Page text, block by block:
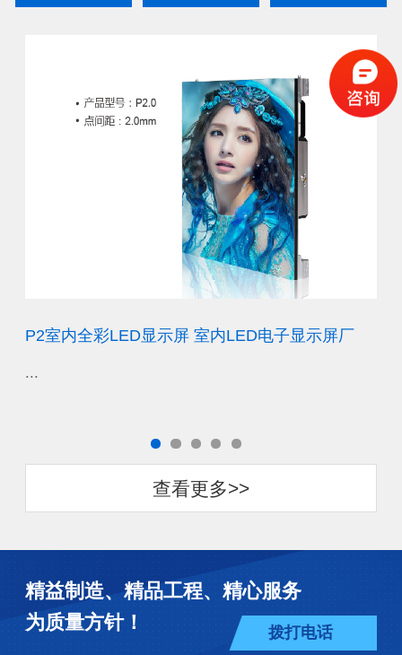
P2室内全彩LED显示屏 室内LED电子显示屏厂
...
查看更多>>
精益制造、精品工程、精心服务
为质量方针！
拨打电话